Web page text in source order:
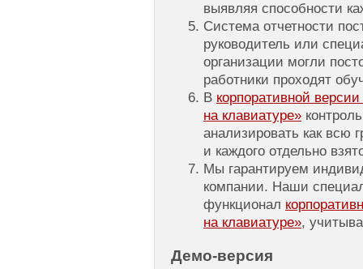
выявляя способности
Система отчетности
руководитель или
организации могли
работники проходят
В корпоративной
на клавиатуре»
анализировать как всю
и каждого отдельно
Мы гарантируем
компании. Наши
функционал
на клавиатуре»,
Демо-версия